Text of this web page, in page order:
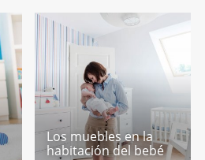
Los muebles en la
habitación del bebé